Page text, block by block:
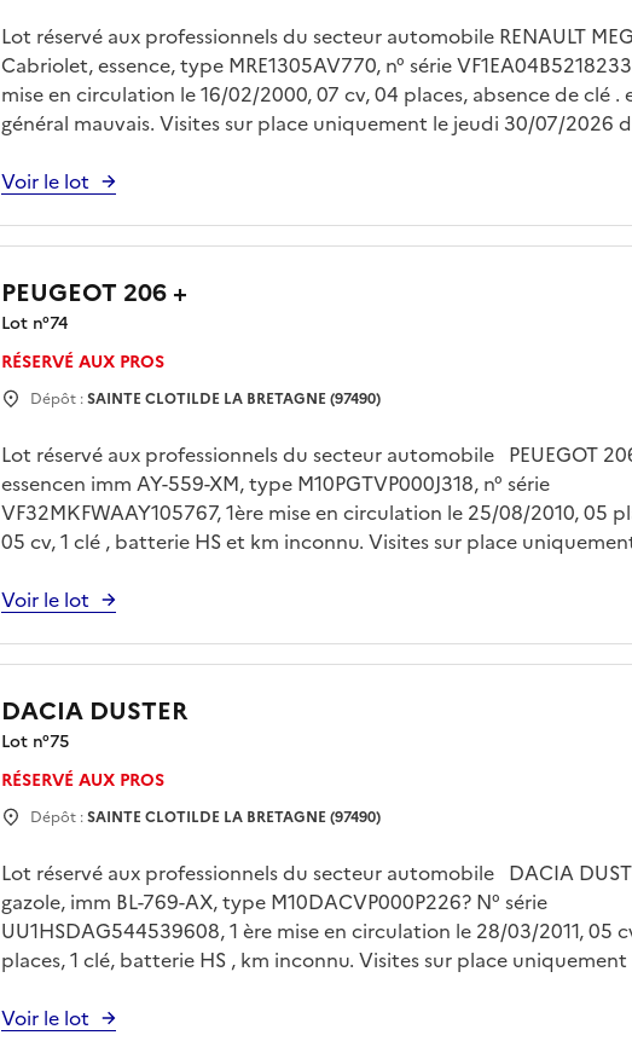
Lot réservé aux professionnels du secteur automobile RENAULT
Cabriolet, essence, type MRE1305AV770, n° série
mise en circulation le 16/02/2000, 07 cv, 04 places, absence de clé .
général mauvais. Visites sur place uniquement le jeudi 30/07/2026
drfip974.pgp.domaine@dgfip.finances.gouv.fr Enlèvement sur plateau
Voir le lot
PEUGEOT 206 +
Lot n°74
RÉSERVÉ AUX PROS
Dépôt :SAINTE CLOTILDE LA BRETAGNE (97490)
Lot réservé aux professionnels du secteur automobile PEUEGOT
essencen imm AY-559-XM, type M10PGTVP000J318, n° série
VF32MKFWAAY105767, 1ère mise en circulation le 25/08/2010, 05
05 cv, 1 clé , batterie HS et km inconnu. Visites sur place
sur drfip974.pgp.domaine@dgfip.finances.gouv.fr Enlèvement sur
Voir le lot
DACIA DUSTER
Lot n°75
RÉSERVÉ AUX PROS
Dépôt :SAINTE CLOTILDE LA BRETAGNE (97490)
Lot réservé aux professionnels du secteur automobile DACIA
gazole, imm BL-769-AX, type M10DACVP000P226? N° série
UU1HSDAG544539608, 1 ère mise en circulation le 28/03/2011, 05
places, 1 clé, batterie HS , km inconnu. Visites sur place
drfip974.pgp.domaine@dgfip.finances.gouv.fr Enlèvement sur
Voir le lot